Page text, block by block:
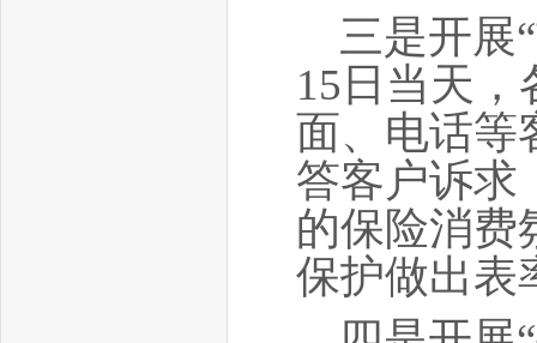
三是开展
15 日当天
面、电话等
答客户诉求
的保险消费
保护做出表